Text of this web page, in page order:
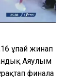
ұпай жинап
Аяулым
финалға